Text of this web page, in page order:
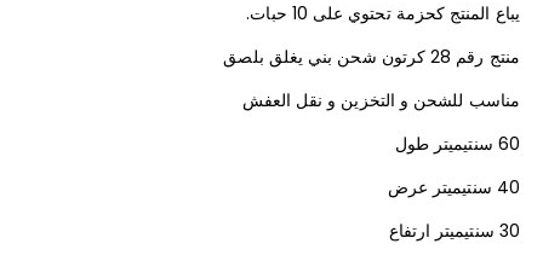
يباع المنتج كحزمة تحتوي على 10 حبات.
منتج رقم 28 كرتون شحن بني يغلق بلصق
مناسب للشحن و التخزين و نقل العفش
60 سنتيميتر طول
40 سنتيميتر عرض
30 سنتيميتر ارتفاع